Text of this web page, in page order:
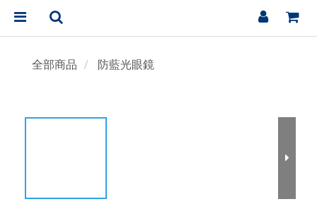
全部商品 防藍光眼鏡